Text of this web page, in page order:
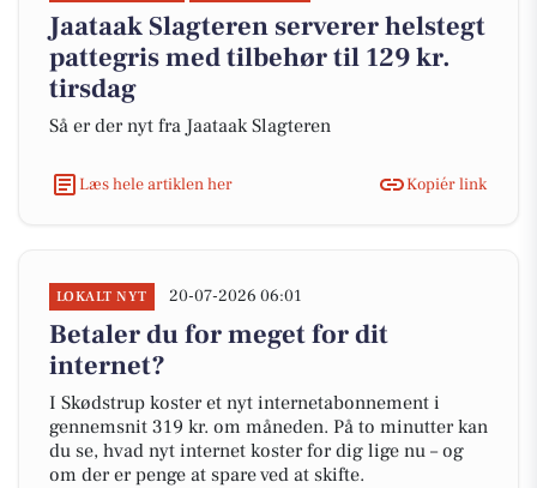
Jaataak Slagteren serverer helstegt
pattegris med tilbehør til 129 kr.
tirsdag
Så er der nyt fra Jaataak Slagteren
Læs hele artiklen her Kopiér link
LOKALT NYT 20-07-2026 06:01
Betaler du for meget for dit
internet?
I Skødstrup koster et nyt internetabonnement i
gennemsnit 319 kr. om måneden. På to minutter kan
du se, hvad nyt internet koster for dig lige nu – og
om der er penge at spare ved at skifte.